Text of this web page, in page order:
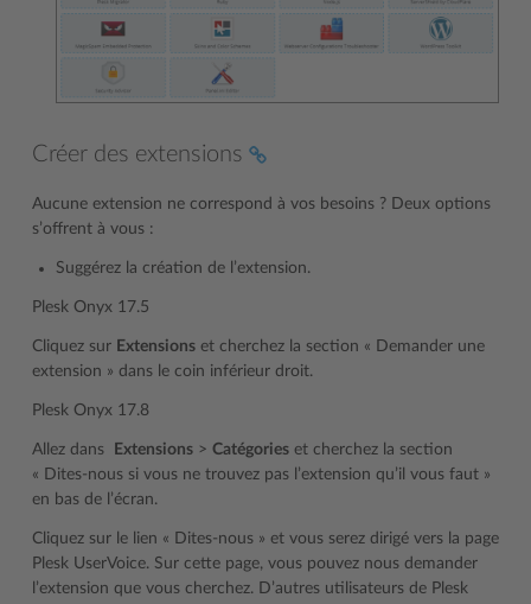
Créer des extensions
Aucune extension ne correspond à vos besoins ? Deux options
s’offrent à vous :
Suggérez la création de l’extension.
Plesk Onyx 17.5
Cliquez sur Extensions et cherchez la section « Demander une
extension » dans le coin inférieur droit.
Plesk Onyx 17.8
Allez dans Extensions > Catégories et cherchez la section
« Dites-nous si vous ne trouvez pas l’extension qu’il vous faut »
en bas de l’écran.
Cliquez sur le lien « Dites-nous » et vous serez dirigé vers la page
Plesk UserVoice. Sur cette page, vous pouvez nous demander
l’extension que vous cherchez. D’autres utilisateurs de Plesk